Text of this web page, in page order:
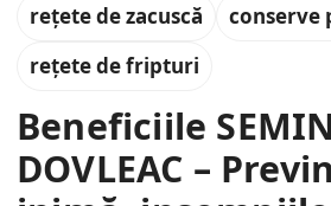
rețete de zacuscă
conserve
rețete de fripturi
Beneficiile
DOVLEAC –